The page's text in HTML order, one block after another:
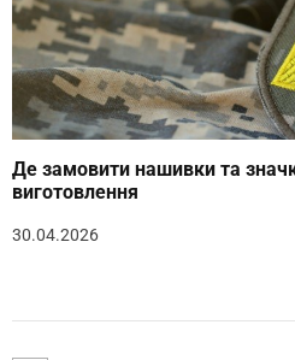
Де замовити нашивки та
виготовлення
30.04.2026